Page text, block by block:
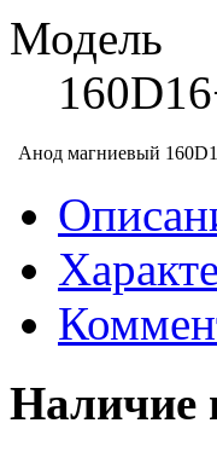
Модель
Анод магниевый
Наличие